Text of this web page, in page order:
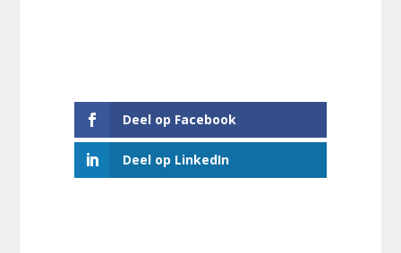
Deel op Facebook
Deel op LinkedIn